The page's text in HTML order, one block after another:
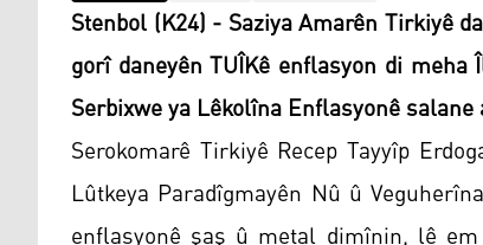
Stenbol (K24) - Saziya Amarên Tirkiyê
gorî daneyên TUÎKê enflasyon di
Serbixwe ya Lêkolîna Enflasyonê
Serokomarê Tirkiyê Recep Tayyîp
Lûtkeya Paradîgmayên Nû û